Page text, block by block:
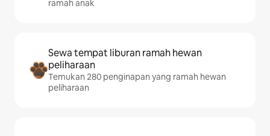
ramah anak
Sewa tempat liburan ramah hewan
peliharaan
Temukan 280 penginapan yang ramah hewan
peliharaan